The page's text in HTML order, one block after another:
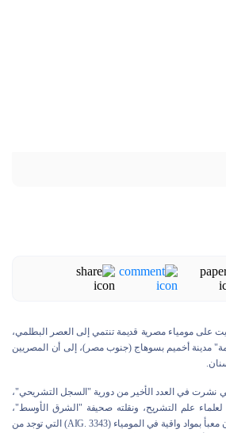
على مومياء مصرية قديمة تنتمي إلى العصر البطلمي،
مدينة أخميم بسوهاج (جنوب مصر)، إلى أن المصريين
نشرت في العدد الأخير من دورية "السجل التشريحي"،
لعلماء علم التشريح، ونقلته صحيفة "الشرق الأوسط"،
على تجويف مسامي في الأسنان معبأ بمواد واقية في المومياء (AIG. 3343) التي توجد من